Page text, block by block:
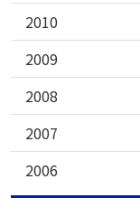
2010
2009
2008
2007
2006